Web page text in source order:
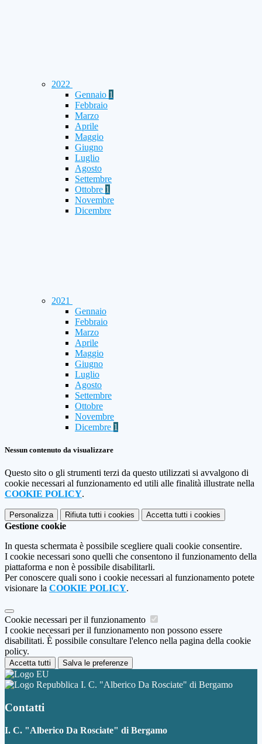
2022
Gennaio 1
Febbraio
Marzo
Aprile
Maggio
Giugno
Luglio
Agosto
Settembre
Ottobre 1
Novembre
Dicembre
2021
Gennaio
Febbraio
Marzo
Aprile
Maggio
Giugno
Luglio
Agosto
Settembre
Ottobre
Novembre
Dicembre 1
Nessun contenuto da visualizzare
Questo sito o gli strumenti terzi da questo utilizzati si avvalgono di
cookie necessari al funzionamento ed utili alle finalità illustrate nella
COOKIE POLICY.
Personalizza Rifiuta tutti i cookies Accetta tutti i cookies
Gestione cookie
In questa schermata è possibile scegliere quali cookie consentire.
I cookie necessari sono quelli che consentono il funzionamento della
piattaforma e non è possibile disabilitarli.
Per conoscere quali sono i cookie necessari al funzionamento potete
visionare la COOKIE POLICY.
Cookie necessari per il funzionamento
I cookie necessari per il funzionamento non possono essere
disabilitati. È possibile consultare l'elenco nella pagina della cookie
policy.
Accetta tutti Salva le preferenze
I. C. "Alberico Da Rosciate" di Bergamo
Contatti
I. C. "Alberico Da Rosciate" di Bergamo